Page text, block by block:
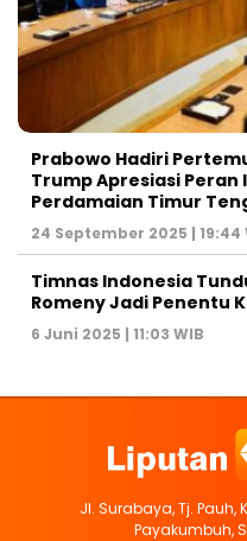
Prabowo Hadiri
Trump Apresiasi
Perdamaian Timur
24 September 2025 | 19:44
Timnas Indonesia
Romeny Jadi Penentu
6 Juni 2025 | 11:03 WIB
Jl. Surabaya, Tj. Pauh,
Payakumbuh,